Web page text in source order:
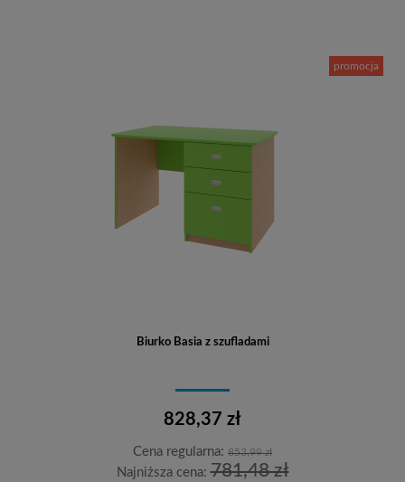
Biurko Basia z szufladami
828,37 zł
Cena regularna: 853,99 zł
Najniższa cena:781,48 zł
promocja